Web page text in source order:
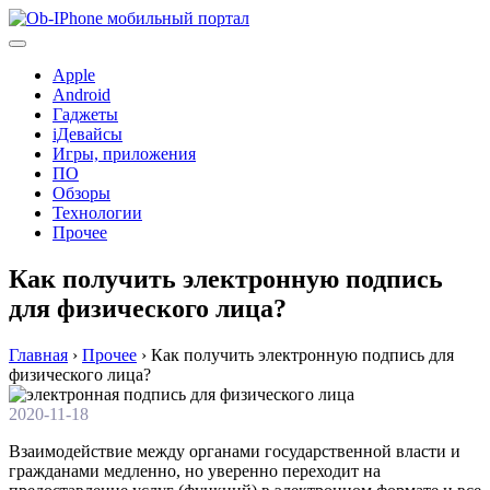
Перейти
к
Apple
Android
Гаджеты
iДевайсы
Игры, приложения
ПО
Обзоры
Технологии
Прочее
Как получить электронную подпись
для физического лица?
Главная › Прочее › Как получить электронную подпись для
физического лица?
2020-11-18
Взаимодействие между органами государственной власти и
гражданами медленно, но уверенно переходит на